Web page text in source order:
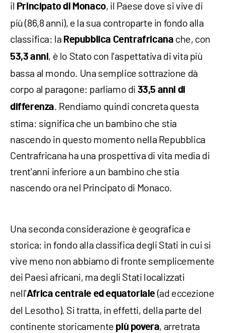
il Principato di Monaco, il Paese dove si vive di
più (86,8 anni), e la sua controparte in fondo alla
classifica: la Repubblica Centrafricana che, con
53,3 anni, è lo Stato con l'aspettativa di vita più
bassa al mondo. Una semplice sottrazione dà
corpo al paragone: parliamo di 33,5 anni di
differenza. Rendiamo quindi concreta questa
stima: significa che un bambino che stia
nascendo in questo momento nella Repubblica
Centrafricana ha una prospettiva di vita media di
trent'anni inferiore a un bambino che stia
nascendo ora nel Principato di Monaco.
Una seconda considerazione è geografica e
storica: in fondo alla classifica degli Stati in cui si
vive meno non abbiamo di fronte semplicemente
dei Paesi africani, ma degli Stati localizzati
nell'Africa centrale ed equatoriale (ad eccezione
del Lesotho). Si tratta, in effetti, della parte del
continente storicamente più povera, arretrata